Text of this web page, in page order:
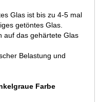
Glas ist bis zu 4-5 mal
getöntes Glas.
auf das gehärtete Glas
Belastung und
Farbe